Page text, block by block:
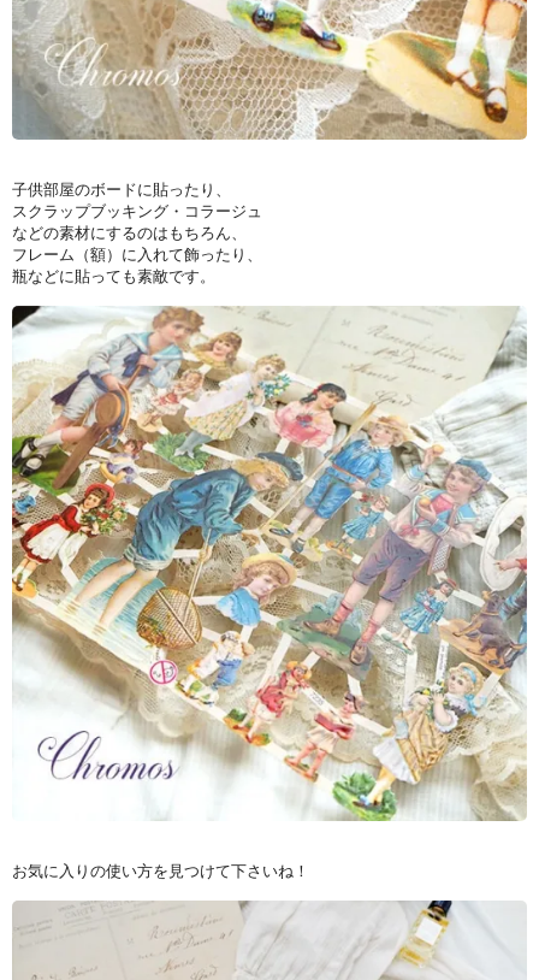
子供部屋のボードに貼ったり、
スクラップブッキング・コラージュ
などの素材にするのはもちろん、
フレーム（額）に入れて飾ったり、
瓶などに貼っても素敵です。
お気に入りの使い方を見つけて下さいね！